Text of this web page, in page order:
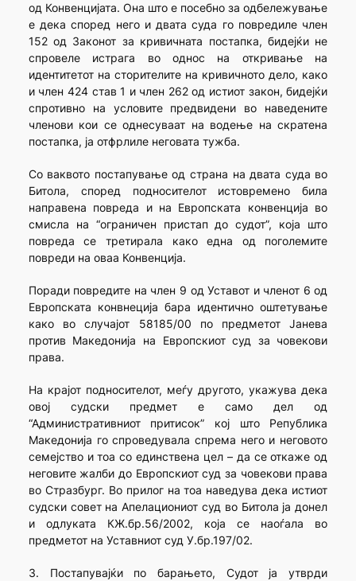
од Конвенцијата. Она што е посебно за одбележување
е дека според него и двата суда го повредиле член
152 од Законот за кривичната постапка, бидејќи не
спровеле истрага во однос на откривање на
идентитетот на сторителите на кривичното дело, како
и член 424 став 1 и член 262 од истиот закон, бидејќи
спротивно на условите предвидени во наведените
членови кои се однесуваат на водење на скратена
постапка, ја отфрлиле неговата тужба.
Со ваквото постапување од страна на двата суда во
Битола, според подносителот истовремено била
направена повреда и на Европската конвенција во
смисла на “ограничен пристап до судот”, која што
повреда се третирала како една од поголемите
повреди на оваа Конвенција.
Поради повредите на член 9 од Уставот и членот 6 од
Европската конвнеција бара идентично оштетување
како во случајот 58185/00 по предметот Јанева
против Македонија на Европскиот суд за човекови
права.
На крајот подносителот, меѓу другото, укажува дека
овој судски предмет е само дел од
“Административниот притисок” кој што Република
Македонија го спроведувала спрема него и неговото
семејство и тоа со единствена цел – да се откаже од
неговите жалби до Европскиот суд за човекови права
во Стразбург. Во прилог на тоа наведува дека истиот
судски совет на Апелациониот суд во Битола ја донел
и одлуката КЖ.бр.56/2002, која се наоѓала во
предметот на Уставниот суд У.бр.197/02.
3. Постапувајќи по барањето, Судот ја утврди